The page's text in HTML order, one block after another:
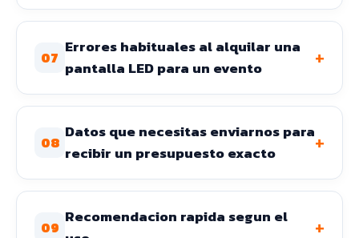
07
Errores habituales al alquilar una
pantalla LED para un evento
+
08
Datos que necesitas enviarnos para
recibir un presupuesto exacto
+
09
Recomendacion rapida segun el
+